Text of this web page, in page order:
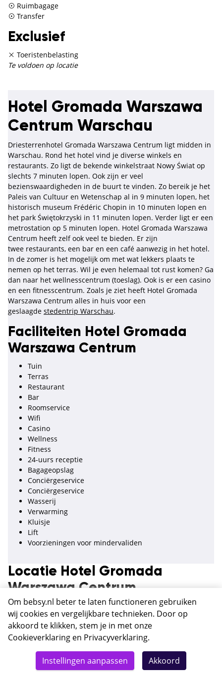
Ruimbagage
Transfer
Exclusief
Toeristenbelasting
Te voldoen op locatie
Hotel Gromada Warszawa
Centrum Warschau
Driesterrenhotel Gromada Warszawa Centrum ligt midden in
Warschau. Rond het hotel vind je diverse winkels en
restaurants. Zo ligt de bekende winkelstraat Nowy Świat op
slechts 7 minuten lopen. Ook zijn er veel
bezienswaardigheden in de buurt te vinden. Zo bereik je het
Paleis van Cultuur en Wetenschap al in 9 minuten lopen, het
historisch museum Frédéric Chopin in 10 minuten lopen en
het park Świętokrzyski in 11 minuten lopen. Verder ligt er een
metrostation op 5 minuten lopen. Hotel Gromada Warszawa
Centrum heeft zelf ook veel te bieden. Er zijn
twee restaurants, een bar en een café aanwezig in het hotel.
In de zomer is het mogelijk om met wat lekkers plaats te
nemen op het terras. Wil je even helemaal tot rust komen? Ga
dan naar het wellnesscentrum (toeslag). Ook is er een casino
en een fitnesscentrum. Zoals je ziet heeft Hotel Gromada
Warszawa Centrum alles in huis voor een
geslaagde stedentrip Warschau.
Faciliteiten Hotel Gromada
Warszawa Centrum
Tuin
Terras
Restaurant
Bar
Roomservice
Wifi
Casino
Wellness
Fitness
24-uurs receptie
Bagageopslag
Conciërgeservice
Conciërgeservice
Wasserij
Verwarming
Kluisje
Lift
Voorzieningen voor mindervaliden
Locatie Hotel Gromada
Warszawa Centrum
plac Powstańców Warszawy 2
00-030, Warschau
Polen
Midden in het centrum van Warschau
Restaurants en winkels in directe omgeving
Op 400 meter lopen van een metrostation
Details Deze reis nu boeken
Om bebsy.nl beter te laten functioneren gebruiken
wij cookies en vergelijkbare technieken. Door op
akkoord te klikken, stem je in met onze
Cookieverklaring en Privacyverklaring.
Instellingen aanpassen Akkoord